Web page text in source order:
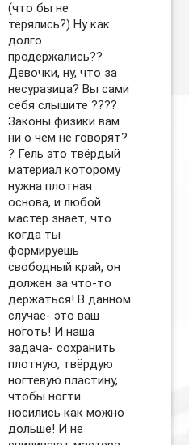
(что бы не
терялись?) Ну как
долго
продержались??
Девочки, ну, что за
несуразица? Вы сами
себя слышите ????
Законы физики вам
ни о чем не говорят?
? Гель это твёрдый
материал которому
нужна плотная
основа, и любой
мастер знает, что
когда ты
формируешь
свободный край, он
должен за что-то
держаться! В данном
случае- это ваш
ноготь! И наша
задача- сохранить
плотную, твёрдую
ногтевую пластину,
чтобы ногти
носились как можно
дольше! И не